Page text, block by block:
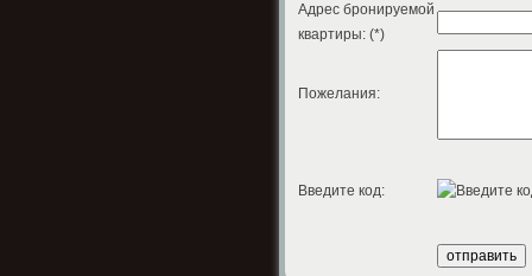
Адрес бронируемой
квартиры: (*)
Пожелания:
Введите код: